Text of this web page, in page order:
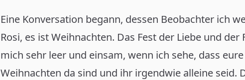
Eine Konversation begann, dessen Beobachter ich
Rosi, es ist Weihnachten. Das Fest der Liebe und
mich sehr leer und einsam, wenn ich sehe, dass
Weihnachten da sind und ihr irgendwie alleine seid.